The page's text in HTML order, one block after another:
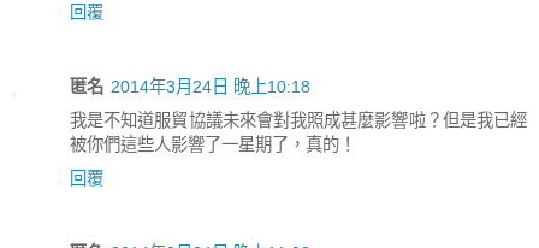
回覆
匿名 2014年3月24日 晚上10:18
我是不知道服貿協議未來會對我照成甚麼影響啦？但是我已經
被你們這些人影響了一星期了，真的！
回覆